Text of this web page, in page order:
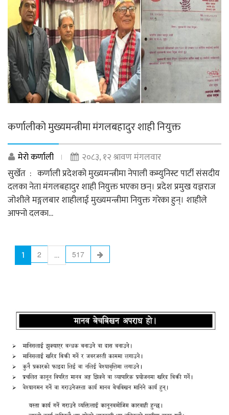
कर्णालीको मुख्यमन्त्रीमा मंगलबहादुर शाही नियुक्त
मेरो कर्णाली
२०८३, १२ श्रावण मंगलवार
सुर्खेत : कर्णाली प्रदेशको मुख्यमन्त्रीमा नेपाली कम्युनिस्ट पार्टी संसदीय
दलका नेता मंगलबहादुर शाही नियुक्त भएका छन्। प्रदेश प्रमुख यज्ञराज
जोशीले मङ्गलबार शाहीलाई मुख्यमन्त्रीमा नियुक्त गरेका हुन्। शाहीले
आफ्नो दलका...
1 2 … 517